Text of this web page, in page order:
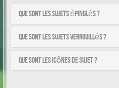
Que sont les sujets épinglés ?
Que sont les sujets verrouillés ?
Que sont les icônes de sujet ?